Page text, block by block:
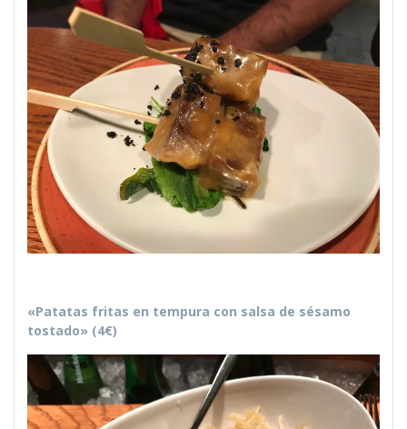
«Patatas fritas en tempura con salsa de sésamo
tostado» (4€)